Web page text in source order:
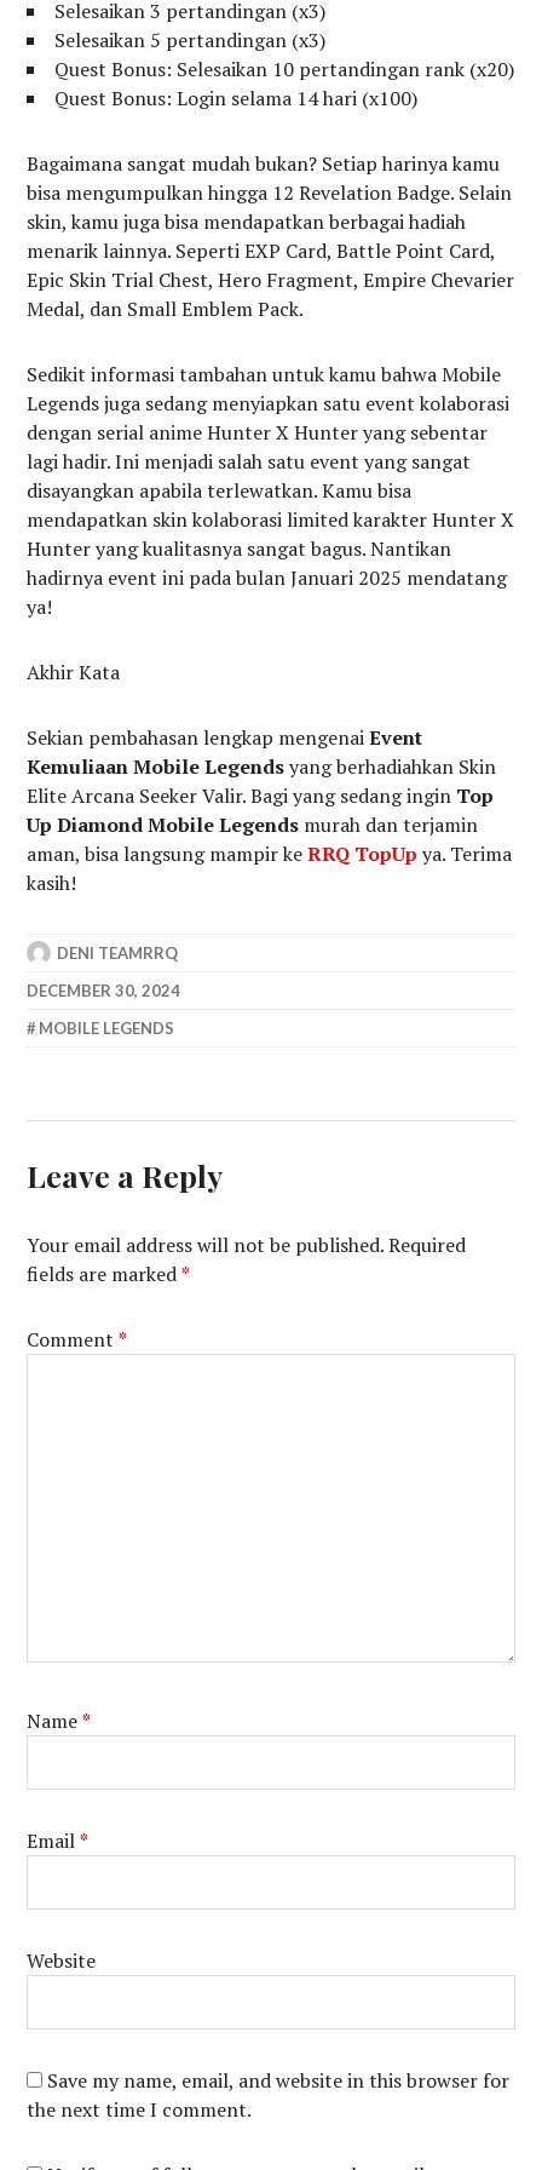
Selesaikan 3 pertandingan (x3)
Selesaikan 5 pertandingan (x3)
Quest Bonus: Selesaikan 10 pertandingan rank (x20)
Quest Bonus: Login selama 14 hari (x100)
Bagaimana sangat mudah bukan? Setiap harinya kamu
bisa mengumpulkan hingga 12 Revelation Badge. Selain
skin, kamu juga bisa mendapatkan berbagai hadiah
menarik lainnya. Seperti EXP Card, Battle Point Card,
Epic Skin Trial Chest, Hero Fragment, Empire Chevarier
Medal, dan Small Emblem Pack.
Sedikit informasi tambahan untuk kamu bahwa Mobile
Legends juga sedang menyiapkan satu event kolaborasi
dengan serial anime Hunter X Hunter yang sebentar
lagi hadir. Ini menjadi salah satu event yang sangat
disayangkan apabila terlewatkan. Kamu bisa
mendapatkan skin kolaborasi limited karakter Hunter X
Hunter yang kualitasnya sangat bagus. Nantikan
hadirnya event ini pada bulan Januari 2025 mendatang
ya!
Akhir Kata
Sekian pembahasan lengkap mengenaiEvent
Kemuliaan Mobile Legendsyang berhadiahkan Skin
Elite Arcana Seeker Valir. Bagi yang sedang ingin Top
Up Diamond Mobile Legends murah dan terjamin
aman, bisa langsung mampir keRRQ TopUp ya. Terima
kasih!
DENI TEAMRRQ
DECEMBER 30, 2024
MOBILE LEGENDS
Leave a Reply
Your email address will not be published. Required
fields are marked*
Comment*
Name*
Email*
Website
Save my name, email, and website in this browser for
the next time I comment.